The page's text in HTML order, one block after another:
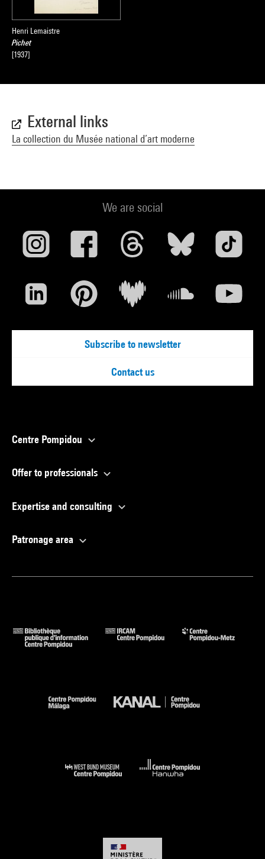
Henri Lemaistre
Pichet
[1937]
External links
La collection du Musée national d’art moderne
We are social
Subscribe to newsletter
Contact us
Centre Pompidou
Offer to professionals
Expertise and consulting
Patronage area